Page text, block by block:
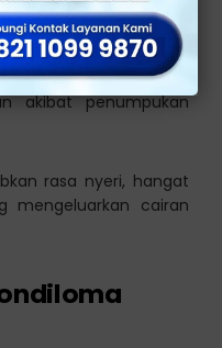
Bakteri
menyebabkan
akibat penumpukan
rasa nyeri, hangat
mengeluarkan cairan